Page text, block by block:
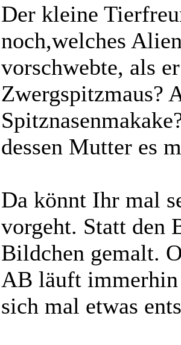
Der kleine
noch,welches
vorschwebte, als
Zwergspitzmaus?
dessen Mutter es
Da könnt Ihr mal
vorgeht. Statt den
Bildchen gemalt.
AB läuft
sich mal etwas